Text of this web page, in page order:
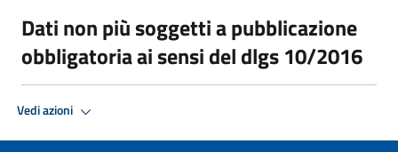
Dati non più soggetti a pubblicazione
obbligatoria ai sensi del dlgs 10/2016
Vedi azioni